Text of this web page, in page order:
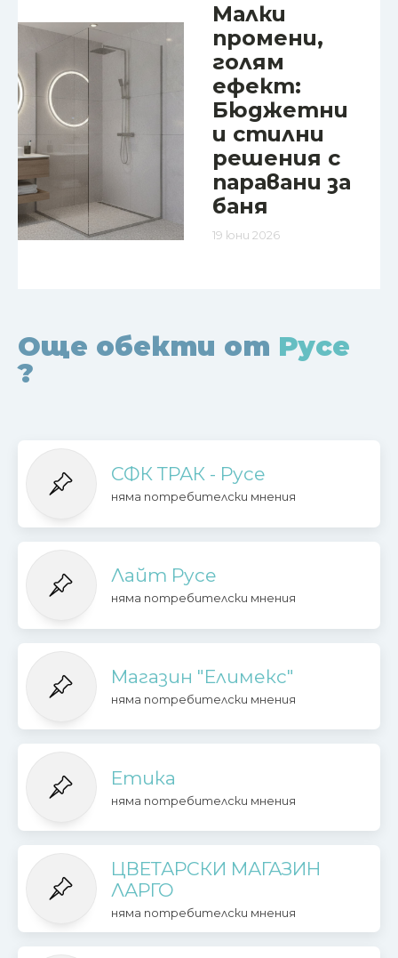
Малки
промени,
голям
ефект:
Бюджетни
и стилни
решения с
паравани за
баня
19 юни 2026
Още обекти от Русе
?
СФК ТРАК - Русе
няма потребителски мнения
Лайт Русе
няма потребителски мнения
Магазин "Елимекс"
няма потребителски мнения
Етика
няма потребителски мнения
ЦВЕТАРСКИ МАГАЗИН
ЛАРГО
няма потребителски мнения